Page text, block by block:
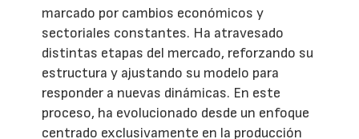
marcado por cambios económicos y
sectoriales constantes. Ha atravesado
distintas etapas del mercado, reforzando su
estructura y ajustando su modelo para
responder a nuevas dinámicas. En este
proceso, ha evolucionado desde un enfoque
centrado exclusivamente en la producción